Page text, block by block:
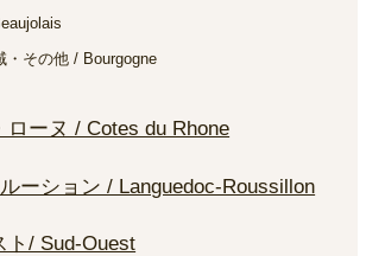
・その他 / Bourgogne
ローヌ / Cotes du Rhone
ーション / Languedoc-Roussillon
ト/ Sud-Ouest